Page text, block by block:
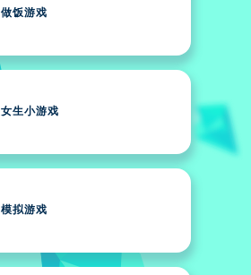
做饭游戏
女生小游戏
模拟游戏